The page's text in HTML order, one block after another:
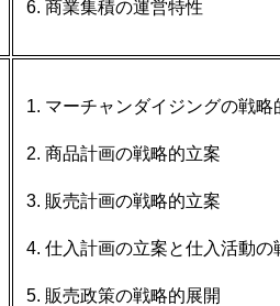
商業集積の運営特性
マーチャンダイジングの戦略
商品計画の戦略的立案
販売計画の戦略的立案
仕入計画の立案と仕入活動の
販売政策の戦略的展開